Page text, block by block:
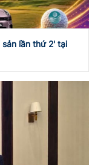
lần thứ 2' tại